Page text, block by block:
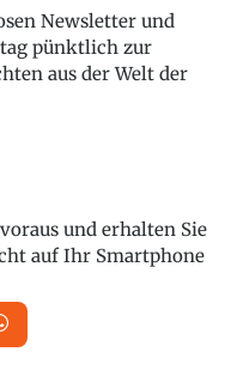
Newsletter und
pünktlich zur
aus der Welt der
und erhalten Sie
auf Ihr Smartphone